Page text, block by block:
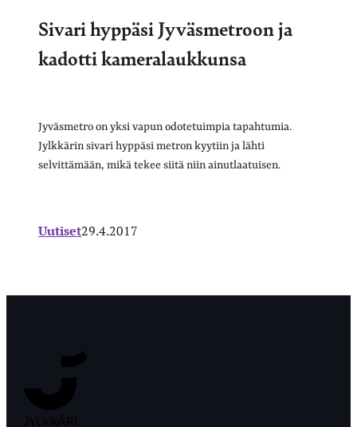
Sivari hyppäsi Jyväsmetroon ja
kadotti kameralaukkunsa
Jyväsmetro on yksi vapun odotetuimpia tapahtumia.
Jylkkärin sivari hyppäsi metron kyytiin ja lähti
selvittämään, mikä tekee siitä niin ainutlaatuisen.
Uutiset29.4.2017